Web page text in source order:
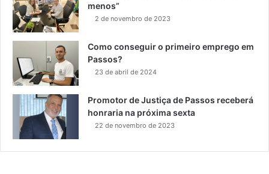
menos”
2 de novembro de 2023
Como conseguir o primeiro emprego em
Passos?
23 de abril de 2024
Promotor de Justiça de Passos receberá
honraria na próxima sexta
22 de novembro de 2023